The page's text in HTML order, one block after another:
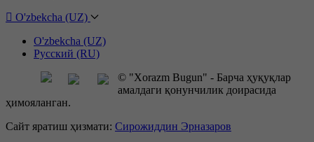
O'zbekcha (UZ)
O'zbekcha (UZ)
Русский (RU)
© "Xorazm Bugun" - Барча ҳуқуқлар
амалдаги қонунчилик доирасида
ҳимояланган.
Сайт яратиш ҳизмати: Сирожиддин Эрназаров